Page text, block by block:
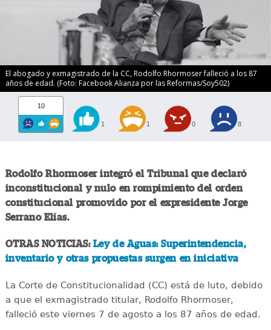
El abogado y exmagistrado de la CC, Rodolfo Rhormoser falleció a los 87
años de edad. (Foto: Facebook Alianza por las Reformas/Soy502)
10
1 1 0 8
Rodolfo Rhormoser integró el Tribunal que declaró
inconstitucional y nulo en rompimiento del orden
constitucional promovido por el expresidente Jorge
Serrano Elías.
OTRAS NOTICIAS: Ley de Aguas: Superintendencia,
inventario y otras propuestas surgen en iniciativa
La Corte de Constitucionalidad (CC) está de luto, debido
a que el exmagistrado titular, Rodolfo Rhormoser,
falleció este viernes 7 de agosto a los 87 años de edad.